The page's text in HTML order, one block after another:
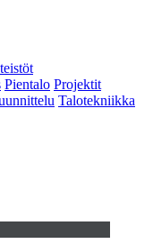
Pientalo Projektit
Talotekniikka